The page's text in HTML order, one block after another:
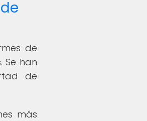
de
Se han
de
más